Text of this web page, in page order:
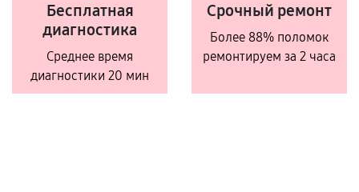
Бесплатная
диагностика
Среднее время
диагностики 20 мин
Срочный ремонт
Более 88% поломок
ремонтируем за 2 часа